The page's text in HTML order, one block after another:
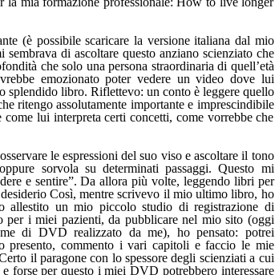
(è possibile scaricare la versione italiana dal mio
sembrava di ascoltare questo anziano scienziato che
che solo una persona straordinaria di quell’età
emozionato poter vedere un video dove lui
splendido libro. Riflettevo: un conto è leggere quello
ritengo assolutamente importante e imprescindibile
lui interpreta certi concetti, come vorrebbe che
le espressioni del suo viso e ascoltare il tono
sorvola su determinati passaggi. Questo mi
e sentire”. Da allora più volte, leggendo libri per
Così, mentre scrivevo il mio ultimo libro, ho
allestito un mio piccolo studio di registrazione di
per i miei pazienti, da pubblicare nel mio sito (oggi
di DVD realizzato da me), ho pensato: potrei
presento, commento i vari capitoli e faccio le mie
il paragone con lo spessore degli scienziati a cui
forse per questo i miei DVD potrebbero interessare